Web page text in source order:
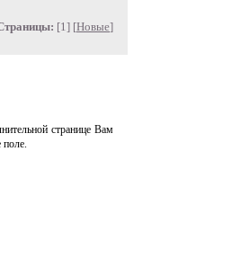
[1] [Новые]
странице Вам
поле.